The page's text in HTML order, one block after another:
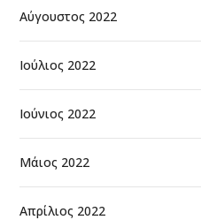
Αύγουστος 2022
Ιούλιος 2022
Ιούνιος 2022
Μάιος 2022
Απρίλιος 2022